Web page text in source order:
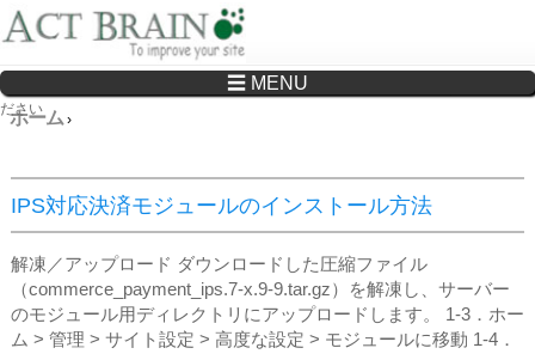
Drupalサイトの制作・保守をどこに頼んでいいか分からない方へ…まずはご相談く
ださい
☰ MENU
ホーム›
IPS対応決済モジュールのインストール方法
解凍／アップロード ダウンロードした圧縮ファイル
（commerce_payment_ips.7-x.9-9.tar.gz）を解凍し、サーバー
のモジュール用ディレクトリにアップロードします。 1‐3．ホー
ム > 管理 > サイト設定 > 高度な設定 > モジュールに移動 1‐4．